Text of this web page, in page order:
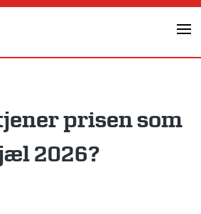
prisen som
2026?